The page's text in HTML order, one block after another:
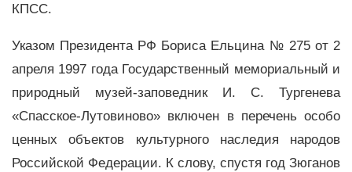
КПСС.
Указом Президента РФ Бориса Ельцина № 275 от 2
апреля 1997 года Государственный мемориальный и
природный музей-заповедник И. С. Тургенева
«Спасское-Лутовиново» включен в перечень особо
ценных объектов культурного наследия народов
Российской Федерации. К слову, спустя год Зюганов